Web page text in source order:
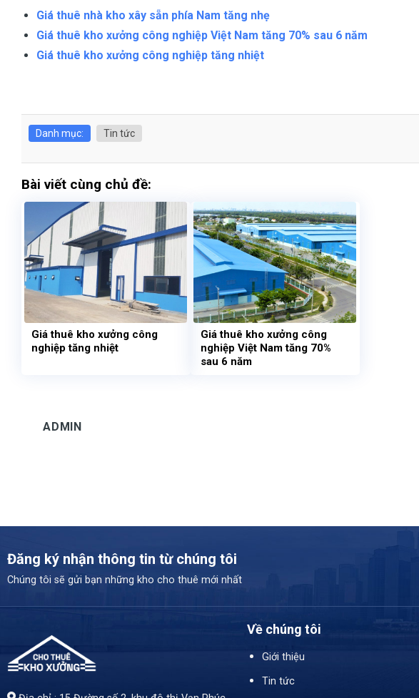
Giá thuê nhà kho xây sẵn phía Nam tăng nhẹ
Giá thuê kho xưởng công nghiệp Việt Nam tăng 70% sau 6 năm
Giá thuê kho xưởng công nghiệp tăng nhiệt
Danh mục: Tin tức
Bài viết cùng chủ đề:
Giá thuê kho xưởng công
nghiệp tăng nhiệt
Giá thuê kho xưởng công
nghiệp Việt Nam tăng 70%
sau 6 năm
ADMIN
Đăng ký nhận thông tin từ chúng tôi
Chúng tôi sẽ gửi bạn những kho cho thuê mới nhất
Về chúng tôi
Giới thiệu
Tin tức